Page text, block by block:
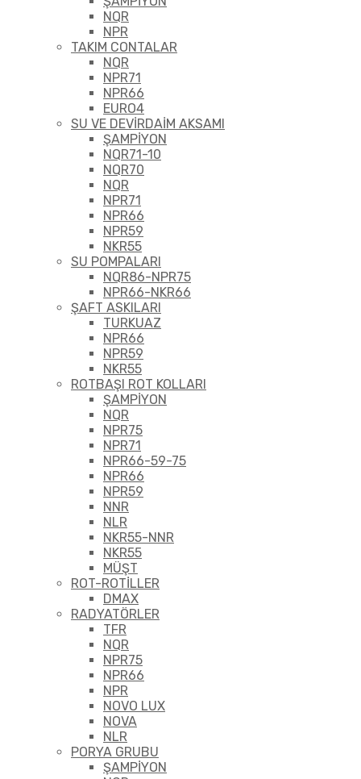
NQR
NPR
TAKIM CONTALAR
NQR
NPR71
NPR66
EURO4
SU VE DEVİRDAİM AKSAMI
ŞAMPİYON
NQR71-10
NQR70
NQR
NPR71
NPR66
NPR59
NKR55
SU POMPALARI
NQR86-NPR75
NPR66-NKR66
ŞAFT ASKILARI
TURKUAZ
NPR66
NPR59
NKR55
ROTBAŞI ROT KOLLARI
ŞAMPİYON
NQR
NPR75
NPR71
NPR66-59-75
NPR66
NPR59
NNR
NLR
NKR55-NNR
NKR55
MÜŞT
ROT-ROTİLLER
DMAX
RADYATÖRLER
TFR
NQR
NPR75
NPR66
NPR
NOVO LUX
NOVA
NLR
PORYA GRUBU
ŞAMPİYON